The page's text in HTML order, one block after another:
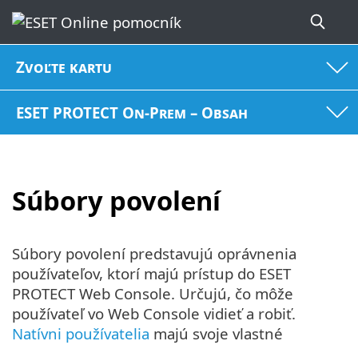
Zvoľte kartu
ESET PROTECT On-Prem – Obsah
Súbory povolení
Súbory povolení predstavujú oprávnenia
používateľov, ktorí majú prístup do ESET
PROTECT Web Console. Určujú, čo môže
používateľ vo Web Console vidieť a robiť.
Natívni používatelia majú svoje vlastné